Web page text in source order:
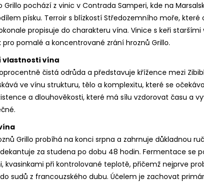
Grillo pochází z vinic v Contrada Samperi, kde na
písku. Terroir s blízkostí Středozemního moře,
propisuje do charakteru vína. Vinice s keři
pomalé a koncentrované zrání hroznů Grillo.
vlastnosti vína
čistá odrůda a představuje křížence mezi
ve vínu strukturu, tělo a komplexitu, které se
a dlouhověkosti, které má sílu vzdorovat času a
Grillo probíhá na konci srpna a zahrnuje důkladnou
za studena po dobu 48 hodin. Fermentace se
kvasinkami při kontrolované teplotě, přičemž nejprve
sudů z francouzského dubu. Účelem je zachovat